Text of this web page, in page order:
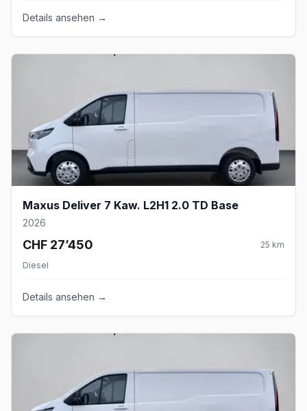
Details ansehen →
Maxus Deliver 7 Kaw. L2H1 2.0 TD Base
2026
CHF 27’450 25 km
Diesel
Details ansehen →